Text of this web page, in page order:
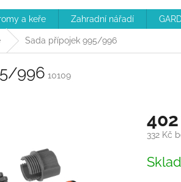
a keře Zahradní nářadí
Sada přípojek 995/996
996 10109
332 Kč
cena: